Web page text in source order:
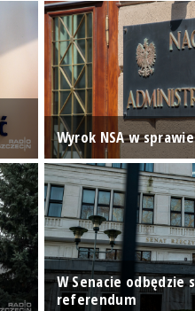
Wyrok NSA w
W Senacie odbędzie
referendum